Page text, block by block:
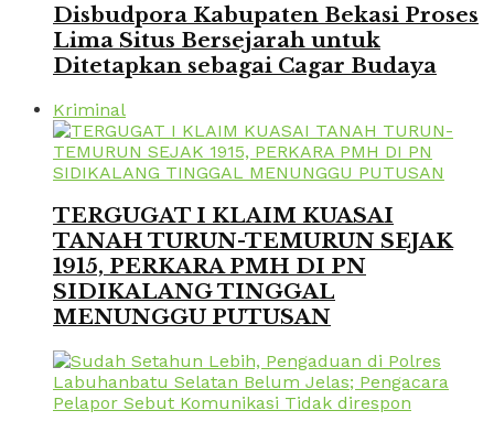
Disbudpora Kabupaten Bekasi Proses
Lima Situs Bersejarah untuk
Ditetapkan sebagai Cagar Budaya
Kriminal
TERGUGAT I KLAIM KUASAI
TANAH TURUN-TEMURUN SEJAK
1915, PERKARA PMH DI PN
SIDIKALANG TINGGAL
MENUNGGU PUTUSAN